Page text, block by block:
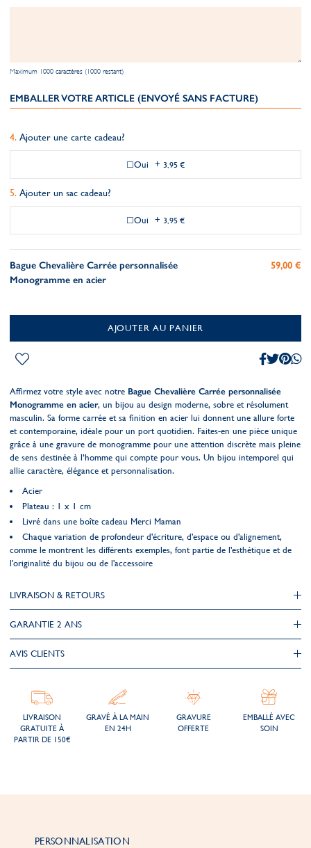
Maximum 1000 caractères (1000 restant)
EMBALLER VOTRE ARTICLE (ENVOYÉ SANS FACTURE)
Ajouter une carte cadeau?
Oui + 3,95 €
Ajouter un sac cadeau?
Oui + 3,95 €
Bague Chevalière Carrée personnalisée
Monogramme en acier
59,00 €
AJOUTER AU PANIER
Affirmez votre style avec notre Bague Chevalière Carrée personnalisée
Monogramme en acier, un bijou au design moderne, sobre et résolument
masculin. Sa forme carrée et sa finition en acier lui donnent une allure forte
et contemporaine, idéale pour un port quotidien. Faites-en une pièce unique
grâce à une gravure de monogramme pour une attention discrète mais pleine
de sens destinée à l’homme qui compte pour vous. Un bijou intemporel qui
allie caractère, élégance et personnalisation.
Acier
Plateau : 1 x 1 cm
Livré dans une boîte cadeau Merci Maman
Chaque variation de profondeur d'écriture, d'espace ou d'alignement,
comme le montrent les différents exemples, font partie de l'esthétique et de
l'originalité du bijou ou de l'accessoire
LIVRAISON & RETOURS
GARANTIE 2 ANS
AVIS CLIENTS
LIVRAISON
GRATUITE À
PARTIR DE 150€
GRAVÉ À LA MAIN
EN 24H
GRAVURE
OFFERTE
EMBALLÉ AVEC
SOIN
PERSONNALISATION